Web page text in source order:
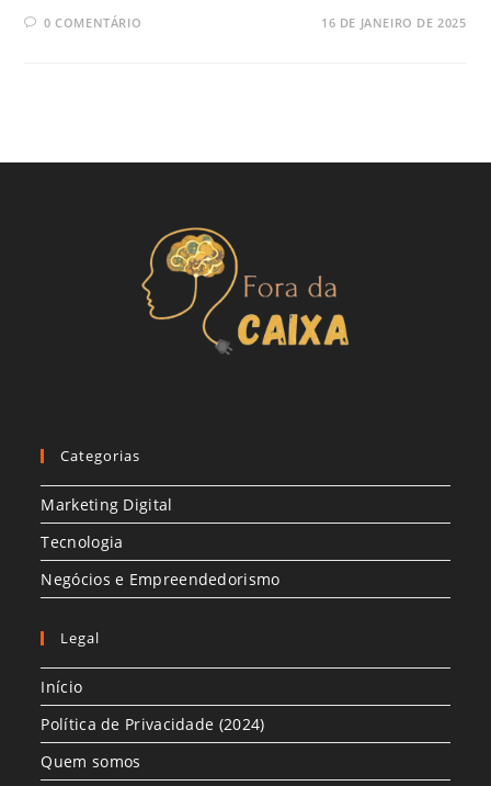
0 COMENTÁRIO 16 DE JANEIRO DE 2025
Categorias
Marketing Digital
Tecnologia
Negócios e Empreendedorismo
Legal
Início
Política de Privacidade (2024)
Quem somos